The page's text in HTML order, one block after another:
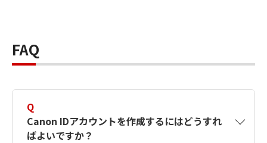
FAQ
Q
Canon IDアカウントを作成するにはどうすれ
ばよいですか？